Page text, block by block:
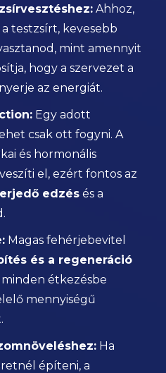
Ahhoz,
testzsírt, kevesebb
mint amennyit
hogy a szervezet a
az energiát.
Egy adott
csak ott fogyni. A
és hormonális
el, ezért fontos az
edzésés a
Magas fehérjebevitel
és a regeneráció
minden étkezésbe
mennyiségű
Ha
építeni, a